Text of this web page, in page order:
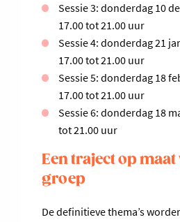
Sessie 3: donderdag 10
17.00 tot 21.00 uur
Sessie 4: donderdag 21
17.00 tot 21.00 uur
Sessie 5: donderdag 18
17.00 tot 21.00 uur
Sessie 6: donderdag 18
tot 21.00 uur
Een traject op maat
groep
De definitieve thema’s